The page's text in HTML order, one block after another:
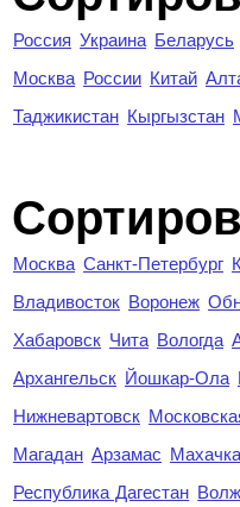
Россия Украина Беларусь
Москва России Китай
Таджикистан Кыргызстан
Москва Санкт-Петербург
Владивосток Воронеж
Хабаровск Чита Вологда
Архангельск Йошкар-Ола
Нижневартовск
Магадан Арзамас
Республика Дагестан